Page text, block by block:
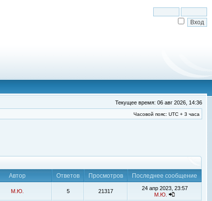
Текущее время: 06 авг 2026, 14:36
Часовой пояс: UTC + 3 часа
Автор Ответов Просмотров Последнее сообщение
М.Ю. 5 21317
24 апр 2023, 23:57
М.Ю.